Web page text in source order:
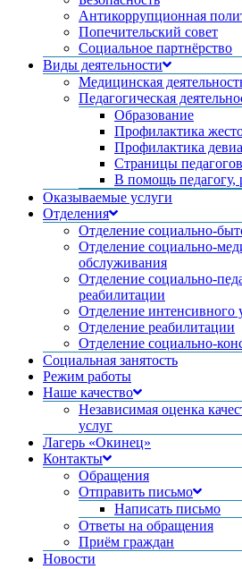
Антикоррупционная
Попечительский совет
Социальное партнёрство
Виды деятельности
Медицинская
Педагогическая
Образование
Профилактика
Профилактика
Страницы педагогов
В помощь педагогу,
Оказываемые услуги
Отделения
Отделение социально-
Отделение социально-
обслуживания
Отделение социально-
реабилитации
Отделение интенсивного
Отделение реабилитации
Отделение социально-
Социальная занятость
Режим работы
Наше качество
Независимая оценка
услуг
Лагерь «Окинец»
Контакты
Обращения
Отправить письмо
Написать письмо
Ответы на обращения
Приём граждан
Новости